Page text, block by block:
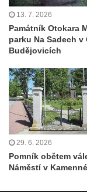
Chlumčanech
Pomník
Vlčím
Blšanech u
Hrob Františka
Hrob Josefa
Hrob Karla
Hrob Václava
Veltěži
13. 7. 2026
Památník Otokara
parku Na Sadech v
Budějovicích
29. 6. 2026
Pomník obětem
Náměstí v